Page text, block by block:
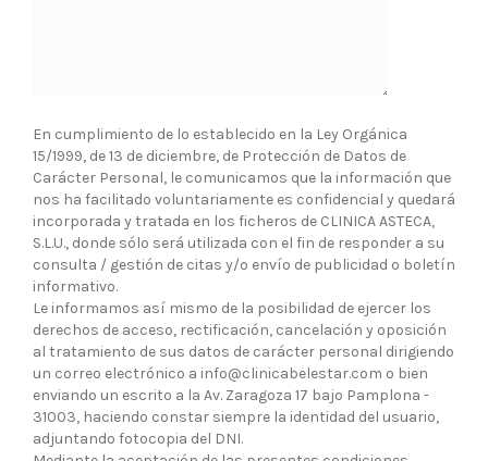
En cumplimiento de lo establecido en la Ley Orgánica
15/1999, de 13 de diciembre, de Protección de Datos de
Carácter Personal, le comunicamos que la información que
nos ha facilitado voluntariamente es confidencial y quedará
incorporada y tratada en los ficheros de CLINICA ASTECA,
S.L.U., donde sólo será utilizada con el fin de responder a su
consulta / gestión de citas y/o envío de publicidad o boletín
informativo.
Le informamos así mismo de la posibilidad de ejercer los
derechos de acceso, rectificación, cancelación y oposición
al tratamiento de sus datos de carácter personal dirigiendo
un correo electrónico a info@clinicabelestar.com o bien
enviando un escrito a la Av. Zaragoza 17 bajo Pamplona -
31003, haciendo constar siempre la identidad del usuario,
adjuntando fotocopia del DNI.
Mediante la aceptación de las presentes condiciones